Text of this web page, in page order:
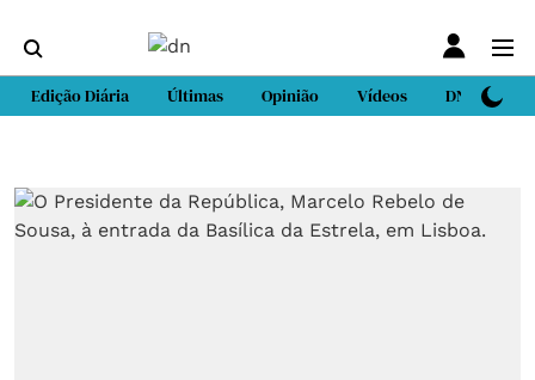
Edição Diária Últimas Opinião Vídeos DN Sport